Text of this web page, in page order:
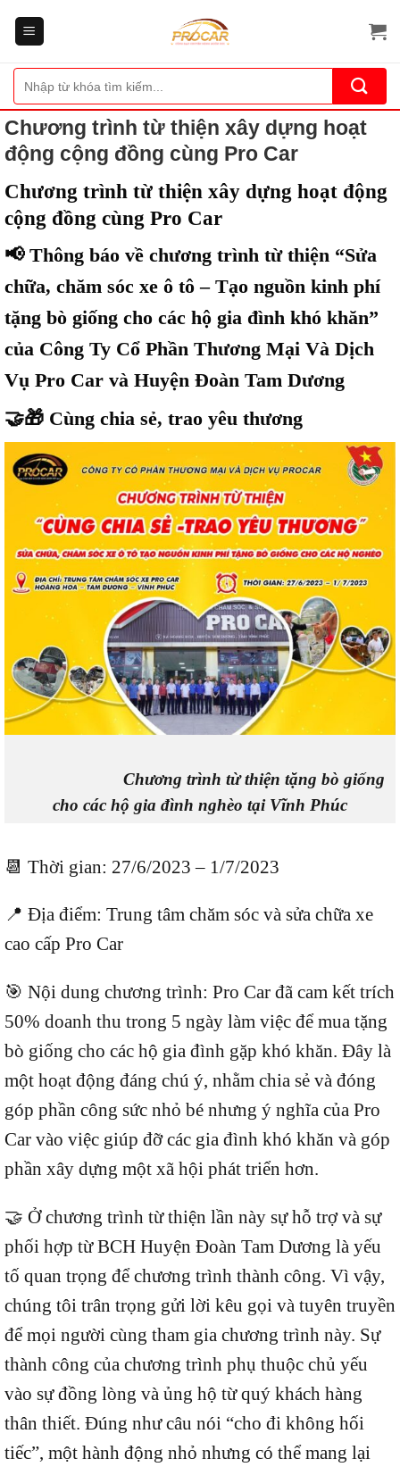
kiếm:
Chương trình từ thiện xây dựng hoạt
động cộng đồng cùng Pro Car
Chương trình từ thiện xây dựng hoạt động
cộng đồng cùng Pro Car
📢 Thông báo về chương trình từ thiện “Sửa
chữa, chăm sóc xe ô tô – Tạo nguồn kinh phí
tặng bò giống cho các hộ gia đình khó khăn”
của Công Ty Cổ Phần Thương Mại Và Dịch
Vụ Pro Car và Huyện Đoàn Tam Dương
🤝🎁 Cùng chia sẻ, trao yêu thương
Chương trình từ thiện tặng bò giống
cho các hộ gia đình nghèo tại Vĩnh Phúc
📆 Thời gian: 27/6/2023 – 1/7/2023
📍 Địa điểm: Trung tâm chăm sóc và sửa chữa xe
cao cấp Pro Car
🎯 Nội dung chương trình: Pro Car đã cam kết trích
50% doanh thu trong 5 ngày làm việc để mua tặng
bò giống cho các hộ gia đình gặp khó khăn. Đây là
một hoạt động đáng chú ý, nhằm chia sẻ và đóng
góp phần công sức nhỏ bé nhưng ý nghĩa của Pro
Car vào việc giúp đỡ các gia đình khó khăn và góp
phần xây dựng một xã hội phát triển hơn.
🤝 Ở chương trình từ thiện lần này sự hỗ trợ và sự
phối hợp từ BCH Huyện Đoàn Tam Dương là yếu
tố quan trọng để chương trình thành công. Vì vậy,
chúng tôi trân trọng gửi lời kêu gọi và tuyên truyền
để mọi người cùng tham gia chương trình này. Sự
thành công của chương trình phụ thuộc chủ yếu
vào sự đồng lòng và ủng hộ từ quý khách hàng
thân thiết. Đúng như câu nói “cho đi không hối
tiếc”, một hành động nhỏ nhưng có thể mang lại